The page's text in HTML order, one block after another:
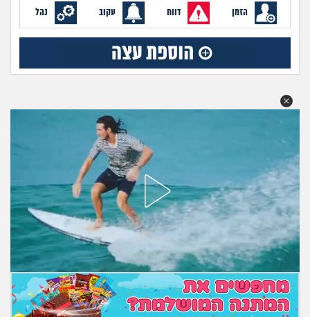
מהבקו"ם... ועד מתי?!
לימודים וסטודנטים
עבודה וקריירה
חברים ואנשים
בית, שכנים ושותפים
מה שעובר עליי
שומרים על הגוף
פיננסי וכלכלה
בין הסדינים
הזמן דווח עקוב נהל